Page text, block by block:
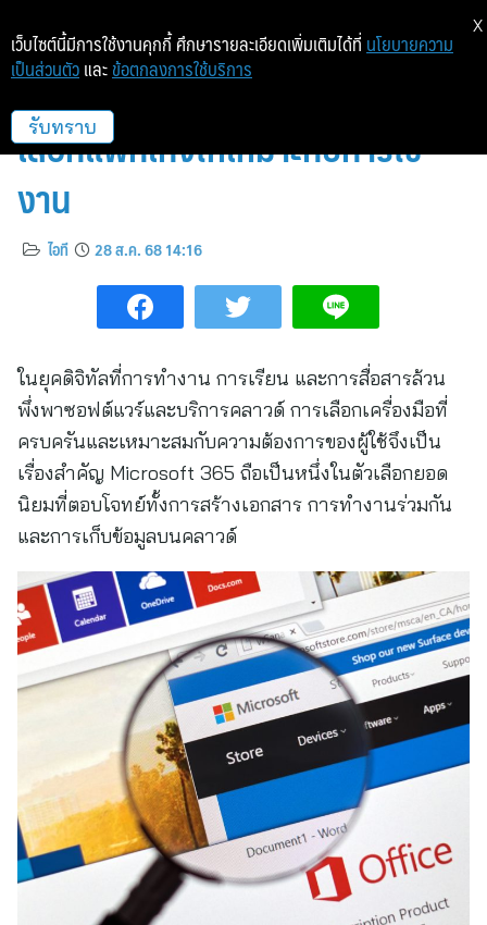
คู่มือ Microsoft 365 ราคา และวิธี
เลือกแพ็กเกจให้เหมาะกับการใช้
งาน
ไอที 28 ส.ค. 68 14:16
ในยุคดิจิทัลที่การทำงาน การเรียน และการสื่อสารล้วน
พึ่งพาซอฟต์แวร์และบริการคลาวด์ การเลือกเครื่องมือที่
ครบครันและเหมาะสมกับความต้องการของผู้ใช้จึงเป็น
เรื่องสำคัญ Microsoft 365 ถือเป็นหนึ่งในตัวเลือกยอด
นิยมที่ตอบโจทย์ทั้งการสร้างเอกสาร การทำงานร่วมกัน
และการเก็บข้อมูลบนคลาวด์
เว็บไซต์นี้มีการใช้งานคุกกี้ ศึกษารายละเอียดเพิ่มเติมได้ที่ นโยบายความ
เป็นส่วนตัว และ ข้อตกลงการใช้บริการ
รับทราบ
X